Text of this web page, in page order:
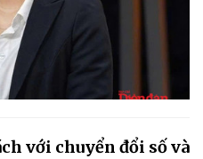
với chuyển đổi số và